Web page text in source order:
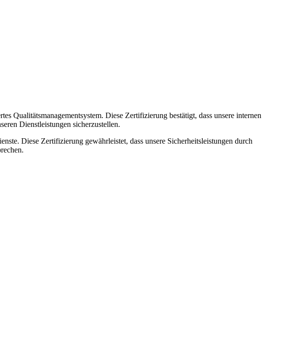
Qualitätsmanagementsystem. Diese Zertifizierung bestätigt, dass unsere internen
Dienstleistungen sicherzustellen.
Diese Zertifizierung gewährleistet, dass unsere Sicherheitsleistungen durch